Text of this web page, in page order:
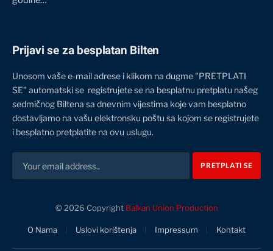
Prijavi se za besplatan Bilten
Unosom vaše e-mail adrese i klikom na dugme "PRETPLATI
SE" automatski se registrujete se na besplatnu pretplatu našeg
sedmičnog Biltena sa dnevnim vijestima koje vam besplatno
dostavljamo na vašu elektronsku poštu sa kojom se registrujete
i besplatno pretplatite na ovu uslugu.
© 2026 Copyright Balkan Union Production
O Nama Uslovi korištenja Impressum Kontakt